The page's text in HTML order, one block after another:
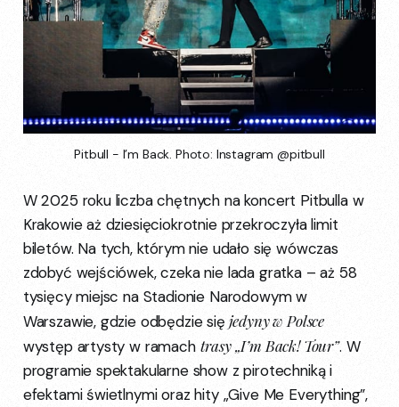
Pitbull - I’m Back. Photo: Instagram @pitbull
W 2025 roku liczba chętnych na koncert Pitbulla w
Krakowie aż dziesięciokrotnie przekroczyła limit
biletów. Na tych, którym nie udało się wówczas
zdobyć wejściówek, czeka nie lada gratka – aż 58
tysięcy miejsc na Stadionie Narodowym w
Warszawie, gdzie odbędzie się jedyny w Polsce
występ artysty w ramach trasy „I’m Back! Tour”. W
programie spektakularne show z pirotechniką i
efektami świetlnymi oraz hity „Give Me Everything”,